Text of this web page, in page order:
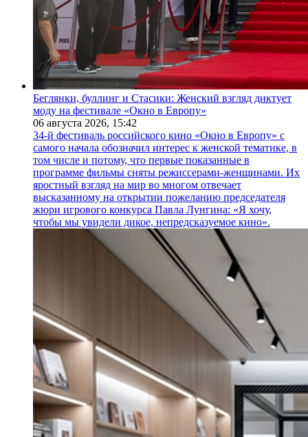
Беглянки, буллинг и Стасики: Женский взгляд диктует
моду на фестивале «Окно в Европу»
06 августа 2026, 15:42
34-й фестиваль российского кино «Окно в Европу» с
самого начала обозначил интерес к женской тематике, в
том числе и потому, что первые показанные в
программе фильмы сняты режиссерами-женщинами. Их
яростный взгляд на мир во многом отвечает
высказанному на открытии пожеланию председателя
жюри игрового конкурса Павла Лунгина: «Я хочу,
чтобы мы увидели дикое, непредсказуемое кино».